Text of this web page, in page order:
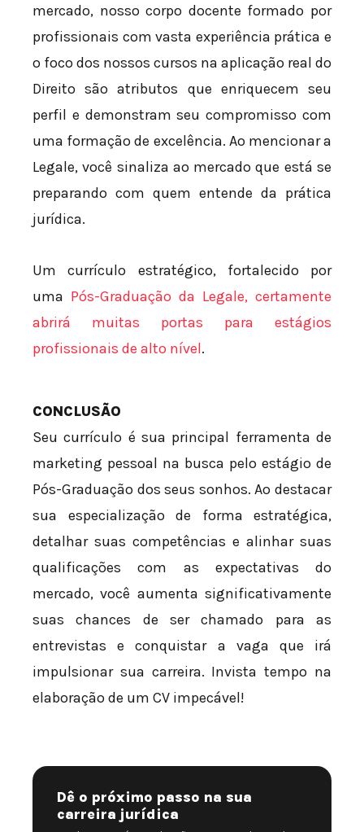
mercado, nosso corpo docente formado por
profissionais com vasta experiência prática e
o foco dos nossos cursos na aplicação real do
Direito são atributos que enriquecem seu
perfil e demonstram seu compromisso com
uma formação de excelência. Ao mencionar a
Legale, você sinaliza ao mercado que está se
preparando com quem entende da prática
jurídica.
Um currículo estratégico, fortalecido por
uma Pós-Graduação da Legale, certamente
abrirá muitas portas para estágios
profissionais de alto nível.
CONCLUSÃO
Seu currículo é sua principal ferramenta de
marketing pessoal na busca pelo estágio de
Pós-Graduação dos seus sonhos. Ao destacar
sua especialização de forma estratégica,
detalhar suas competências e alinhar suas
qualificações com as expectativas do
mercado, você aumenta significativamente
suas chances de ser chamado para as
entrevistas e conquistar a vaga que irá
impulsionar sua carreira. Invista tempo na
elaboração de um CV impecável!
Dê o próximo passo na sua
carreira jurídica